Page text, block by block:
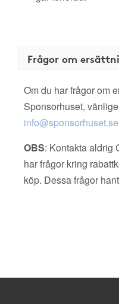
Frågor om
Om du har frågor om
Sponsorhuset,
info@sponsorhuset.se
OBS: Kontakta aldrig
har frågor kring
köp. Dessa frågor